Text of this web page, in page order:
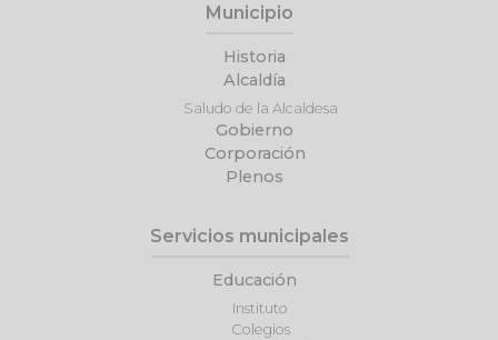
Municipio
Historia
Alcaldía
Saludo de la Alcaldesa
Gobierno
Corporación
Plenos
Servicios municipales
Educación
Instituto
Colegios